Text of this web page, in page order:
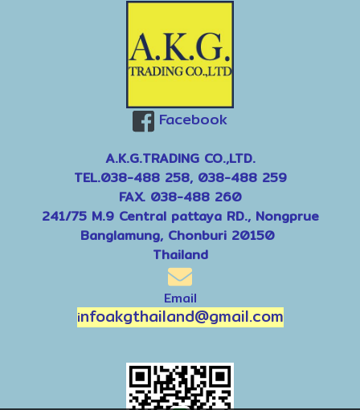
Facebook
A.K.G.TRADING CO.,LTD.
TEL.038-488 258, 038-488 259
FAX. 038-488 260
241/75 M.9 Central pattaya RD., Nongprue
Banglamung, Chonburi 20150
Thailand
Email
infoakgthailand@gmail.com